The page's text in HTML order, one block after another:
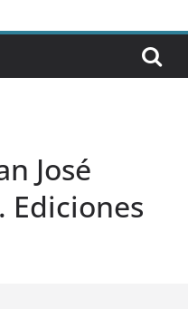
José
Ediciones